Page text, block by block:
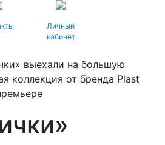
Личный
кабинет
выехали на большую
коллекция от бренда Plast